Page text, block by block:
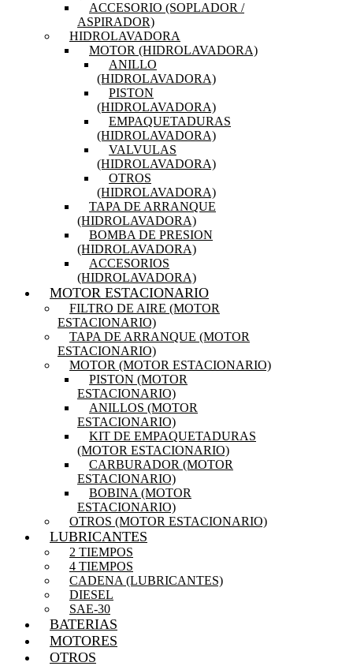
ACCESORIO (SOPLADOR /
ASPIRADOR)
HIDROLAVADORA
MOTOR (HIDROLAVADORA)
ANILLO
(HIDROLAVADORA)
PISTON
(HIDROLAVADORA)
EMPAQUETADURAS
(HIDROLAVADORA)
VALVULAS
(HIDROLAVADORA)
OTROS
(HIDROLAVADORA)
TAPA DE ARRANQUE
(HIDROLAVADORA)
BOMBA DE PRESION
(HIDROLAVADORA)
ACCESORIOS
(HIDROLAVADORA)
MOTOR ESTACIONARIO
FILTRO DE AIRE (MOTOR
ESTACIONARIO)
TAPA DE ARRANQUE (MOTOR
ESTACIONARIO)
MOTOR (MOTOR ESTACIONARIO)
PISTON (MOTOR
ESTACIONARIO)
ANILLOS (MOTOR
ESTACIONARIO)
KIT DE EMPAQUETADURAS
(MOTOR ESTACIONARIO)
CARBURADOR (MOTOR
ESTACIONARIO)
BOBINA (MOTOR
ESTACIONARIO)
OTROS (MOTOR ESTACIONARIO)
LUBRICANTES
2 TIEMPOS
4 TIEMPOS
CADENA (LUBRICANTES)
DIESEL
SAE-30
BATERIAS
MOTORES
OTROS